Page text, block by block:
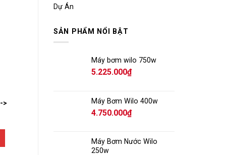
Dự Án
SẢN PHẨM NỔI BẬT
Máy bơm wilo 750w
5.225.000₫
Máy Bơm Wilo 400w
4.750.000₫
Máy Bơm Nước Wilo
250w
>